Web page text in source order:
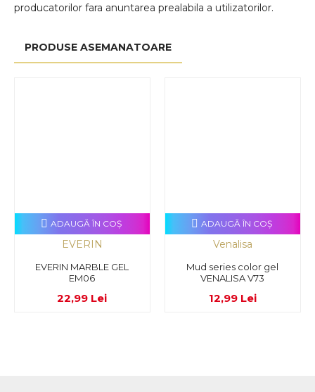
producatorilor fara anuntarea prealabila a utilizatorilor.
PRODUSE ASEMANATOARE
EVERIN
EVERIN MARBLE GEL
EM06
22,99 Lei
ADAUGĂ ÎN COŞ
Venalisa
Mud series color gel
VENALISA V73
12,99 Lei
ADAUGĂ ÎN COŞ